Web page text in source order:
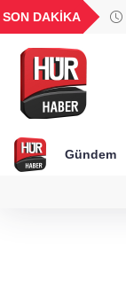
SON DAKİKA
UYU
1,1854
Gündem